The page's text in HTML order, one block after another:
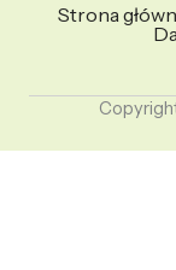
Strona